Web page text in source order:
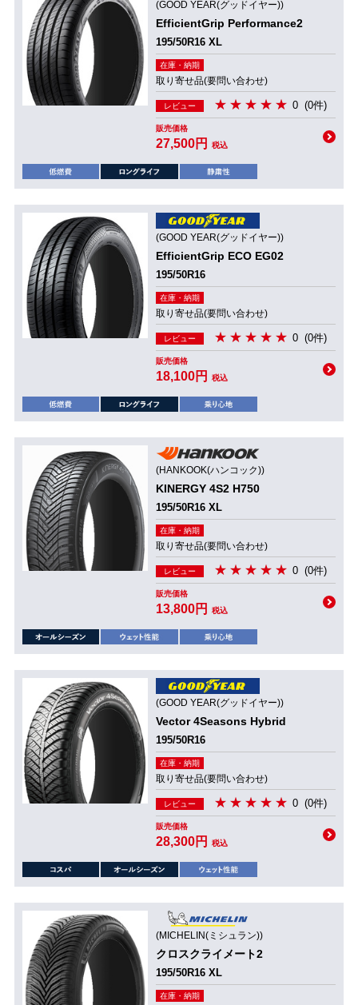
(GOOD YEAR(グッドイヤー))
EfficientGrip Performance2
195/50R16 XL
在庫・納期
取り寄せ品(要問い合わせ)
レビュー 0 (0件)
販売価格
27,500円 税込
(GOOD YEAR(グッドイヤー))
EfficientGrip ECO EG02
195/50R16
在庫・納期
取り寄せ品(要問い合わせ)
レビュー 0 (0件)
販売価格
18,100円 税込
(HANKOOK(ハンコック))
KINERGY 4S2 H750
195/50R16 XL
在庫・納期
取り寄せ品(要問い合わせ)
レビュー 0 (0件)
販売価格
13,800円 税込
(GOOD YEAR(グッドイヤー))
Vector 4Seasons Hybrid
195/50R16
在庫・納期
取り寄せ品(要問い合わせ)
レビュー 0 (0件)
販売価格
28,300円 税込
(MICHELIN(ミシュラン))
クロスクライメート2
195/50R16 XL
在庫・納期